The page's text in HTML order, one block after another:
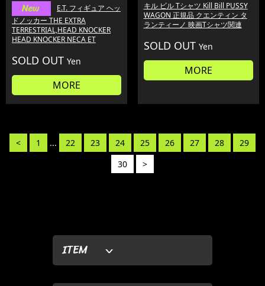
ITEM
E.T. フィギュア ヘッ
ドノッカー THE EXTRA
TERRESTRIAL,HEAD KNOCKER
HEAD KNOCKER NECA ET
SOLD OUT Yen
MORE
キル ビル Tシャツ Kill Bill PUSSY
WAGON 正規品 クエンティン タ
ランティーノ 映画Tシャツ関連
SOLD OUT Yen
MORE
< 1 ... 22 23 24 25 26 27 28
29
30
>